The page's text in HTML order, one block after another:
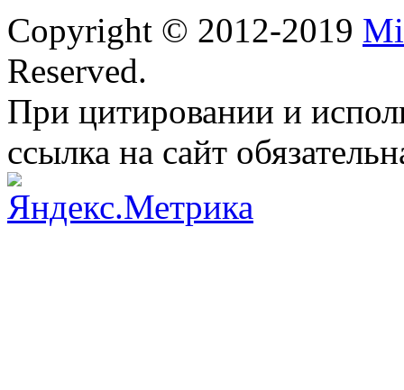
Copyright © 2012-2019
Reserved.
При цитировании и
ссылка на сайт